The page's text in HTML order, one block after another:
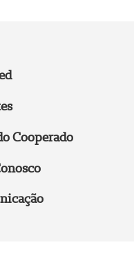
Cooperado